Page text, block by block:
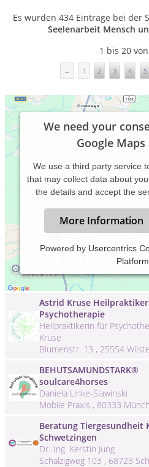
Es wurden 434 Einträge bei der
Seelenarbeit Mensch
1 bis 20
← 1 2 3 4 5
We need your
Google Maps
We use a third party service
that may collect data about
the details and accept the
More Information
Powered by Usercentrics
Platform
Shamanic Soul Reading &
Life Coach & Schamanin
Oblatterwallstraße , 86153
Astrid Kruse
Psychotherapie
Heilpraktikerin für
Kruse
Blumenstr. 13 , 25554
BEHUTSAMUNDSTARK®
soulcare4horses
Daniela Linke-Slawinski
Mobile Praxis , 80333
Beratung Tiergesundheit
Schwetzingen
Dr.-Ing. Kerstin Jung
Schälzigweg 103 , 68723